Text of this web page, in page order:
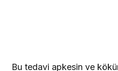
Bu tedavi apkesin ve